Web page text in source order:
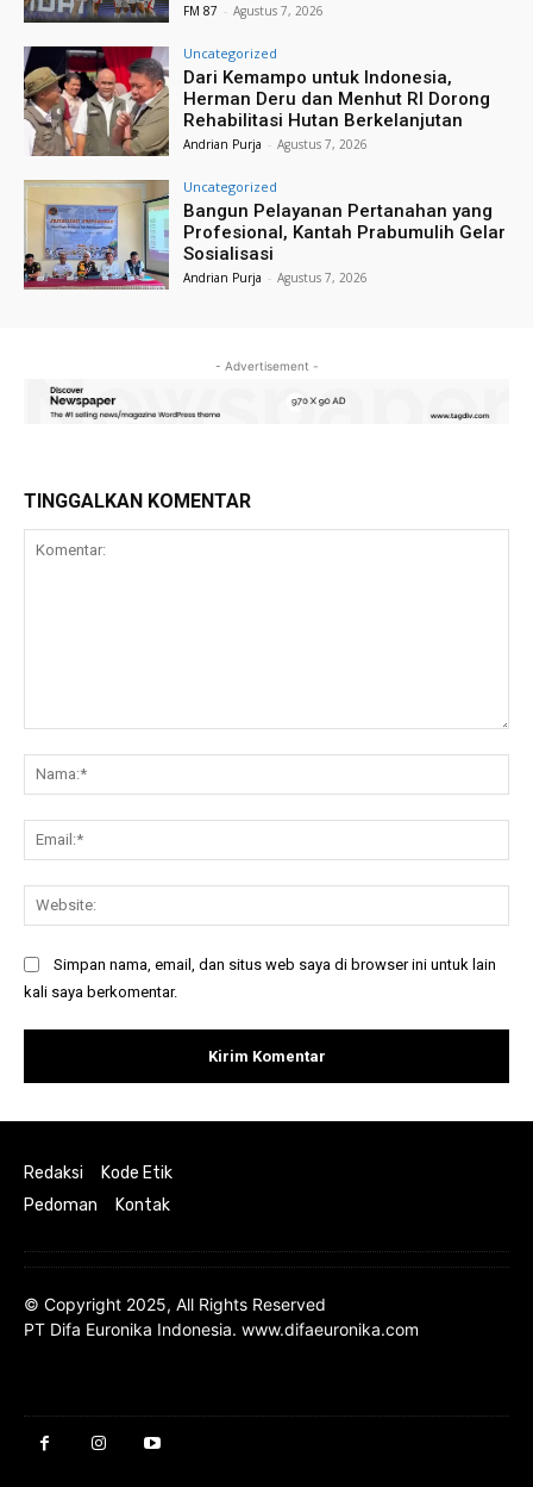
FM 87 - Agustus 7, 2026
Uncategorized
Dari Kemampo untuk Indonesia,
Herman Deru dan Menhut RI Dorong
Rehabilitasi Hutan Berkelanjutan
Andrian Purja - Agustus 7, 2026
Uncategorized
Bangun Pelayanan Pertanahan yang
Profesional, Kantah Prabumulih Gelar
Sosialisasi
Andrian Purja - Agustus 7, 2026
- Advertisement -
TINGGALKAN KOMENTAR
Simpan nama, email, dan situs web saya di browser ini untuk lain
kali saya berkomentar.
Redaksi
Kode Etik
Pedoman
Kontak
© Copyright 2025, All Rights Reserved
PT Difa Euronika Indonesia. www.difaeuronika.com